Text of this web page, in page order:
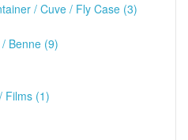
/ Cuve / Fly Case (3)
Benne (9)
Films (1)